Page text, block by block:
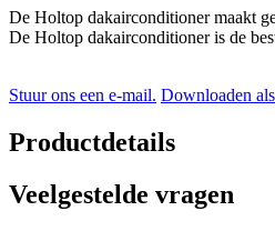
De Holtop dakairconditioner maakt
De Holtop dakairconditioner is de
Stuur ons een e-mail. Downloaden
Productdetails
Veelgestelde vragen